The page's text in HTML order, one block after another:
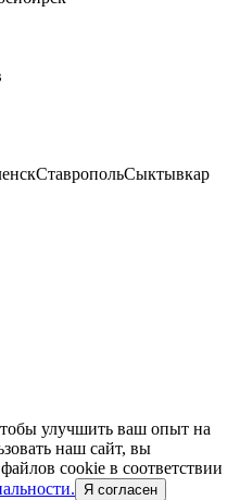
СтавропольСыктывкар
улучшить ваш опыт на
наш сайт, вы
cookie в соответствии
Я согласен